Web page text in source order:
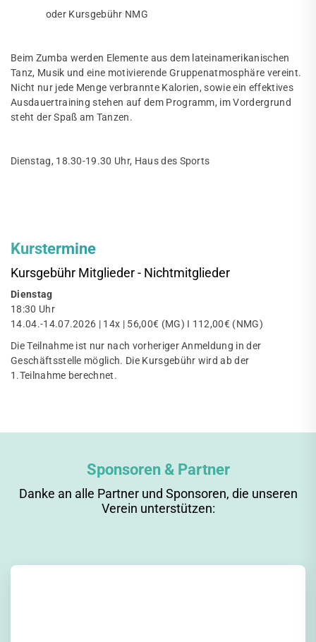
oder Kursgebühr NMG
Beim Zumba werden Elemente aus dem lateinamerikanischen
Tanz, Musik und eine motivierende Gruppenatmosphäre vereint.
Nicht nur jede Menge verbrannte Kalorien, sowie ein effektives
Ausdauertraining stehen auf dem Programm, im Vordergrund
steht der Spaß am Tanzen.
Dienstag, 18.30-19.30 Uhr, Haus des Sports
Kurstermine
Kursgebühr Mitglieder - Nichtmitglieder
Dienstag
18:30 Uhr
14.04.-14.07.2026 | 14x | 56,00€ (MG) I 112,00€ (NMG)
Die Teilnahme ist nur nach vorheriger Anmeldung in der
Geschäftsstelle möglich. Die Kursgebühr wird ab der
1.Teilnahme berechnet.
Sponsoren & Partner
Danke an alle Partner und Sponsoren, die unseren
Verein unterstützen: